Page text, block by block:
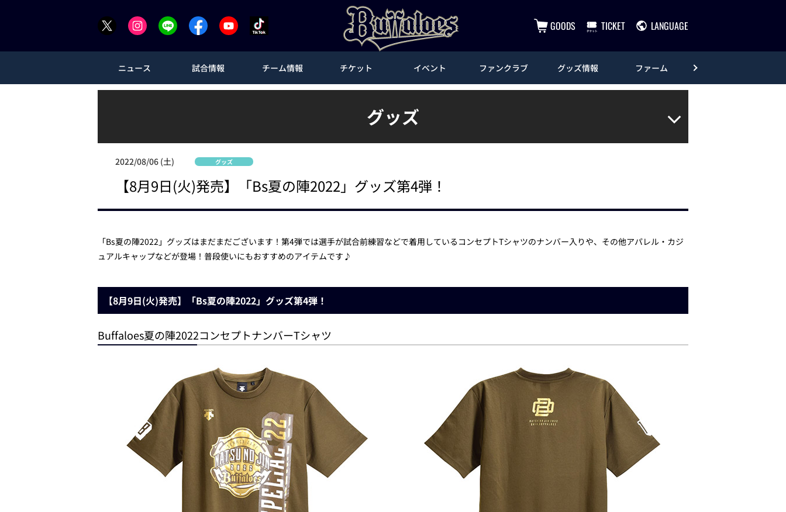
GOODS TICKET LANGUAGE
ニュース 試合情報 チーム情報 チケット イベント ファンクラブ グッズ情報 ファーム
グッズ
2022/08/06 (土) グッズ
【8月9日(火)発売】「Bs夏の陣2022」グッズ第4弾！
「Bs夏の陣2022」グッズはまだまだございます！第4弾では選手が試合前練習などで着用しているコンセプトTシャツのナンバー入りや、その他アパレル・カジ
ュアルキャップなどが登場！普段使いにもおすすめのアイテムです♪
【8月9日(火)発売】「Bs夏の陣2022」グッズ第4弾！
Buffaloes夏の陣2022コンセプトナンバーTシャツ